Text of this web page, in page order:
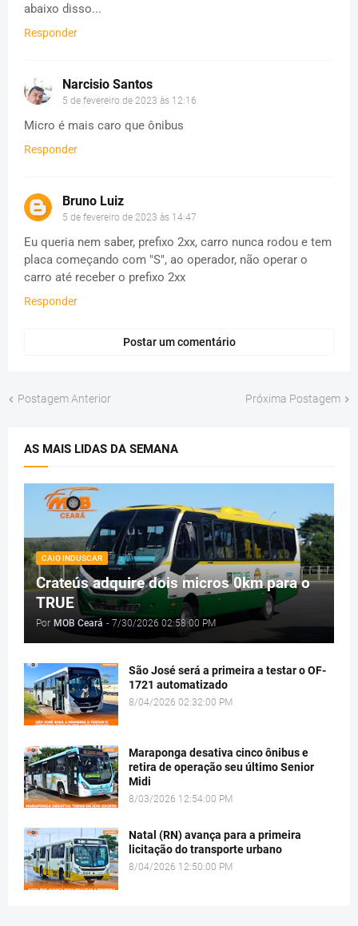
abaixo disso...
Responder
Narcisio Santos
5 de fevereiro de 2023 às 12:16
Micro é mais caro que ônibus
Responder
Bruno Luiz
5 de fevereiro de 2023 às 14:47
Eu queria nem saber, prefixo 2xx, carro nunca rodou e tem
placa começando com "S", ao operador, não operar o
carro até receber o prefixo 2xx
Responder
Postar um comentário
Postagem Anterior Próxima Postagem
AS MAIS LIDAS DA SEMANA
CAIO INDUSCAR
Crateús adquire dois micros 0km para o
TRUE
Por MOB Ceará - 7/30/2026 02:58:00 PM
São José será a primeira a testar o OF-
1721 automatizado
8/04/2026 02:32:00 PM
Maraponga desativa cinco ônibus e
retira de operação seu último Senior
Midi
8/03/2026 12:54:00 PM
Natal (RN) avança para a primeira
licitação do transporte urbano
8/04/2026 12:50:00 PM